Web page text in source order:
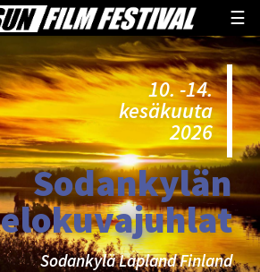
☰
10. -14.
kesäkuuta
2026
Sodankylän
elokuvajuhlat
Sodankylä Lapland Finland